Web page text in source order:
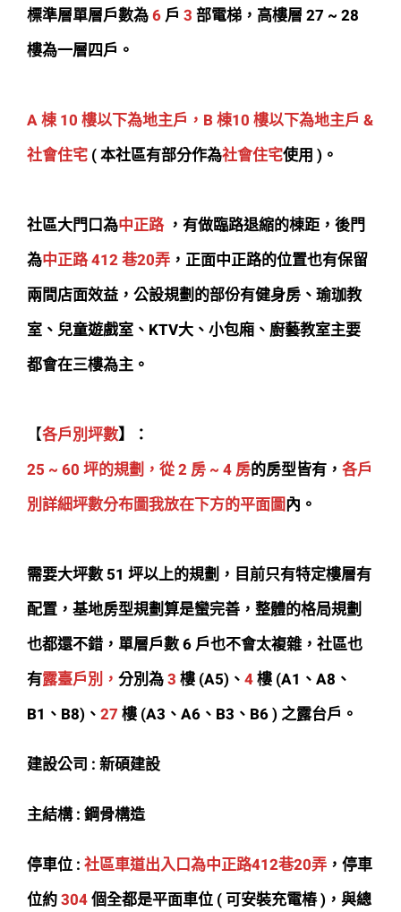
標準層單層戶數為6戶 3 部電梯，高樓層 27 ~ 28
樓為一層四戶。
A 棟 10 樓以下為地主戶，B 棟10 樓以下為地主戶 &
社會住宅 ( 本社區有部分作為社會住宅使用 )。
社區大門口為中正路 ，有做臨路退縮的棟距，後門
為中正路 412 巷20弄 ，正面中正路的位置也有保留
兩間店面效益，公設規劃的部份有健身房、瑜珈教
室、兒童遊戲室、KTV大、小包廂、廚藝教室主要
都會在三樓為主。
【各戶別坪數】：
25 ~ 60 坪的規劃，從 2 房 ~ 4 房的房型皆有， 各戶
別詳細坪數分布圖我放在下方的平面圖內。
需要大坪數 51 坪以上的規劃，目前只有特定樓層有
配置，基地房型規劃算是蠻完善，整體的格局規劃
也都還不錯，單層戶數 6 戶也不會太複雜，社區也
有露臺戶別， 分別為3 樓 (A5)、 4樓 (A1、A8、
B1、B8)、 27 樓 (A3、A6、B3、B6 ) 之露台戶。
建設公司 : 新碩建設
主結構 : 鋼骨構造
停車位 : 社區車道出入口為中正路412巷20弄 ，停車
位約304個全都是平面車位 ( 可安裝充電樁 )，與總